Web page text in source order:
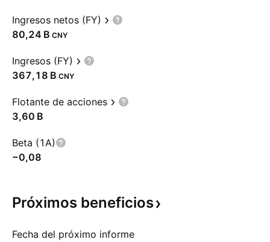
Ingresos netos (FY)
‪80,24 B‬ CNY
Ingresos (FY)
‪367,18 B‬ CNY
Flotante de acciones
‪3,60 B‬
Beta (1A)
−0,08
Próximos beneficios
Fecha del próximo informe